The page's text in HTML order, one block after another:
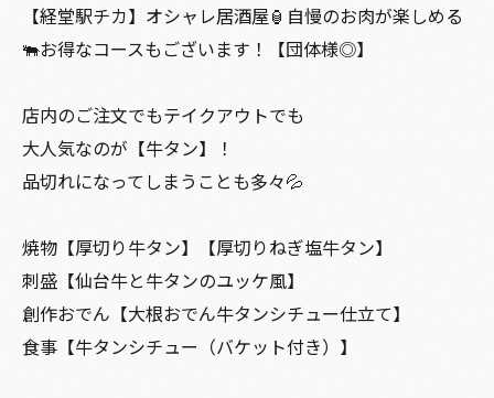
【経堂駅チカ】オシャレ居酒屋🏮自慢のお肉が楽しめる
🐃お得なコースもございます！【団体様◎】
店内のご注文でもテイクアウトでも
大人気なのが【牛タン】！
品切れになってしまうことも多々💦
焼物【厚切り牛タン】【厚切りねぎ塩牛タン】
刺盛【仙台牛と牛タンのユッケ風】
創作おでん【大根おでん牛タンシチュー仕立て】
食事【牛タンシチュー（バケット付き）】